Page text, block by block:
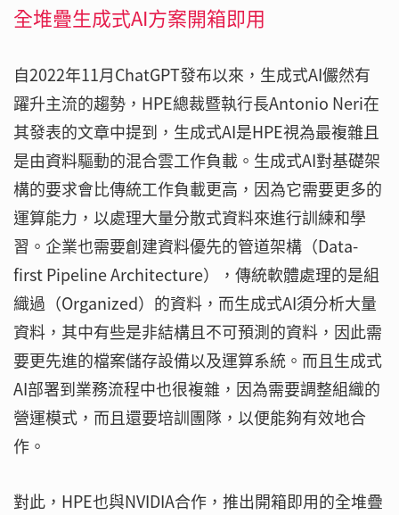
全堆疊生成式AI方案開箱即用
自2022年11月ChatGPT發布以來，生成式AI儼然有
躍升主流的趨勢，HPE總裁暨執行長Antonio Neri在
其發表的文章中提到，生成式AI是HPE視為最複雜且
是由資料驅動的混合雲工作負載。生成式AI對基礎架
構的要求會比傳統工作負載更高，因為它需要更多的
運算能力，以處理大量分散式資料來進行訓練和學
習。企業也需要創建資料優先的管道架構（Data-
first Pipeline Architecture），傳統軟體處理的是組
織過（Organized）的資料，而生成式AI須分析大量
資料，其中有些是非結構且不可預測的資料，因此需
要更先進的檔案儲存設備以及運算系統。而且生成式
AI部署到業務流程中也很複雜，因為需要調整組織的
營運模式，而且還要培訓團隊，以便能夠有效地合
作。
對此，HPE也與NVIDIA合作，推出開箱即用的全堆疊